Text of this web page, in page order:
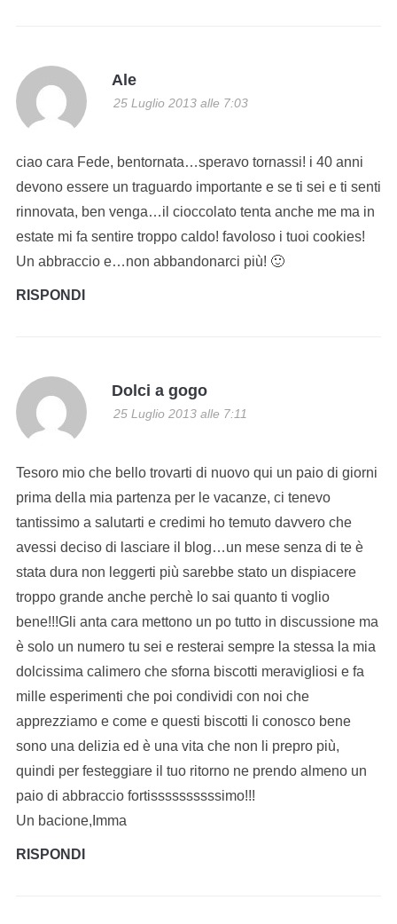
Ale
25 Luglio 2013 alle 7:03
ciao cara Fede, bentornata…speravo tornassi! i 40 anni
devono essere un traguardo importante e se ti sei e ti senti
rinnovata, ben venga…il cioccolato tenta anche me ma in
estate mi fa sentire troppo caldo! favoloso i tuoi cookies!
Un abbraccio e…non abbandonarci più! 🙂
RISPONDI
Dolci a gogo
25 Luglio 2013 alle 7:11
Tesoro mio che bello trovarti di nuovo qui un paio di giorni
prima della mia partenza per le vacanze, ci tenevo
tantissimo a salutarti e credimi ho temuto davvero che
avessi deciso di lasciare il blog…un mese senza di te è
stata dura non leggerti più sarebbe stato un dispiacere
troppo grande anche perchè lo sai quanto ti voglio
bene!!!Gli anta cara mettono un po tutto in discussione ma
è solo un numero tu sei e resterai sempre la stessa la mia
dolcissima calimero che sforna biscotti meravigliosi e fa
mille esperimenti che poi condividi con noi che
apprezziamo e come e questi biscotti li conosco bene
sono una delizia ed è una vita che non li prepro più,
quindi per festeggiare il tuo ritorno ne prendo almeno un
paio di abbraccio fortissssssssssimo!!!
Un bacione,Imma
RISPONDI